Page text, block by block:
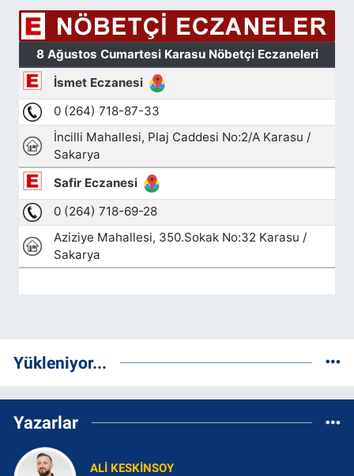
Yükleniyor...
Yazarlar
ALI KESKINSOY